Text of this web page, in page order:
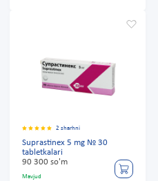
2 sharhni
Suprastinex 5 mg № 30
tabletkalari
90 300 so'm
Mavjud